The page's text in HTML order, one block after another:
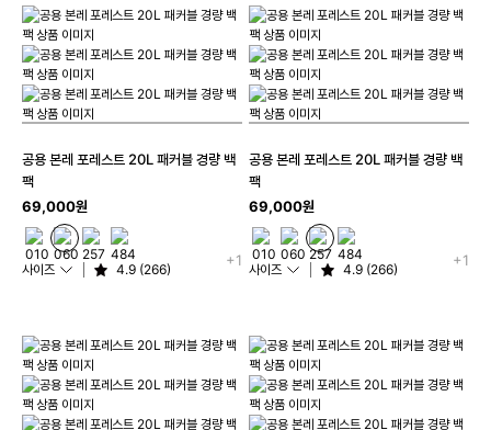
공용 본레 포레스트 20L 패커블 경량 백
팩
69,000원
+1
사이즈 4.9 (266)
공용 본레 포레스트 20L 패커블 경량 백
팩
69,000원
+1
사이즈 4.9 (266)